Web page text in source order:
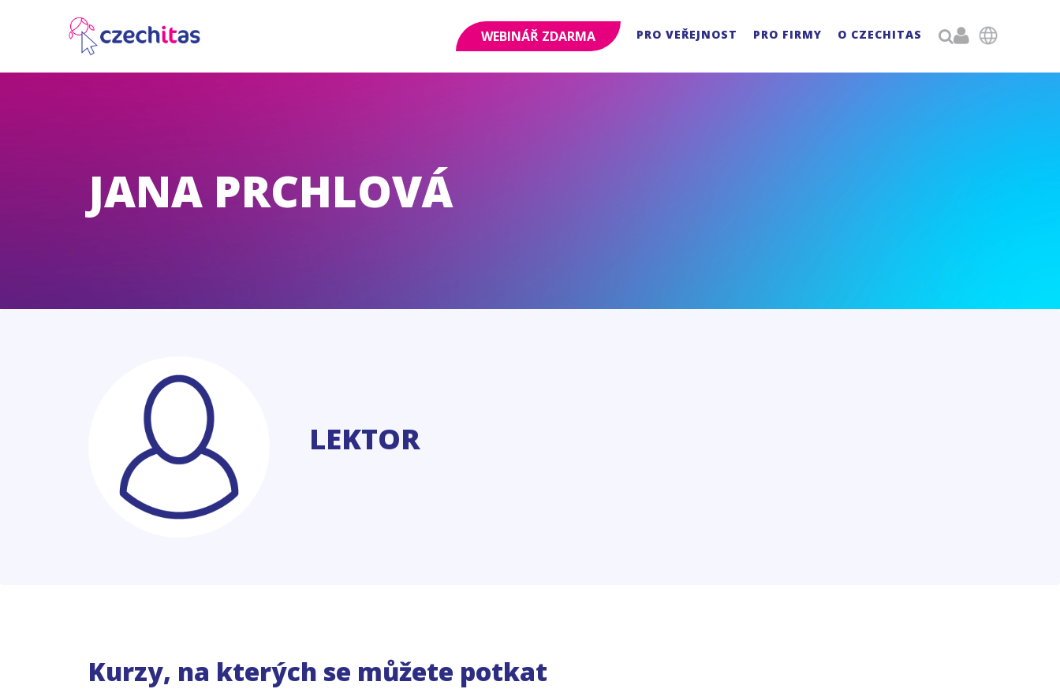
WEBINÁŘ ZDARMA PRO VEŘEJNOST PRO FIRMY O CZECHITAS 
JANA PRCHLOVÁ
LEKTOR
Kurzy, na kterých se můžete potkat